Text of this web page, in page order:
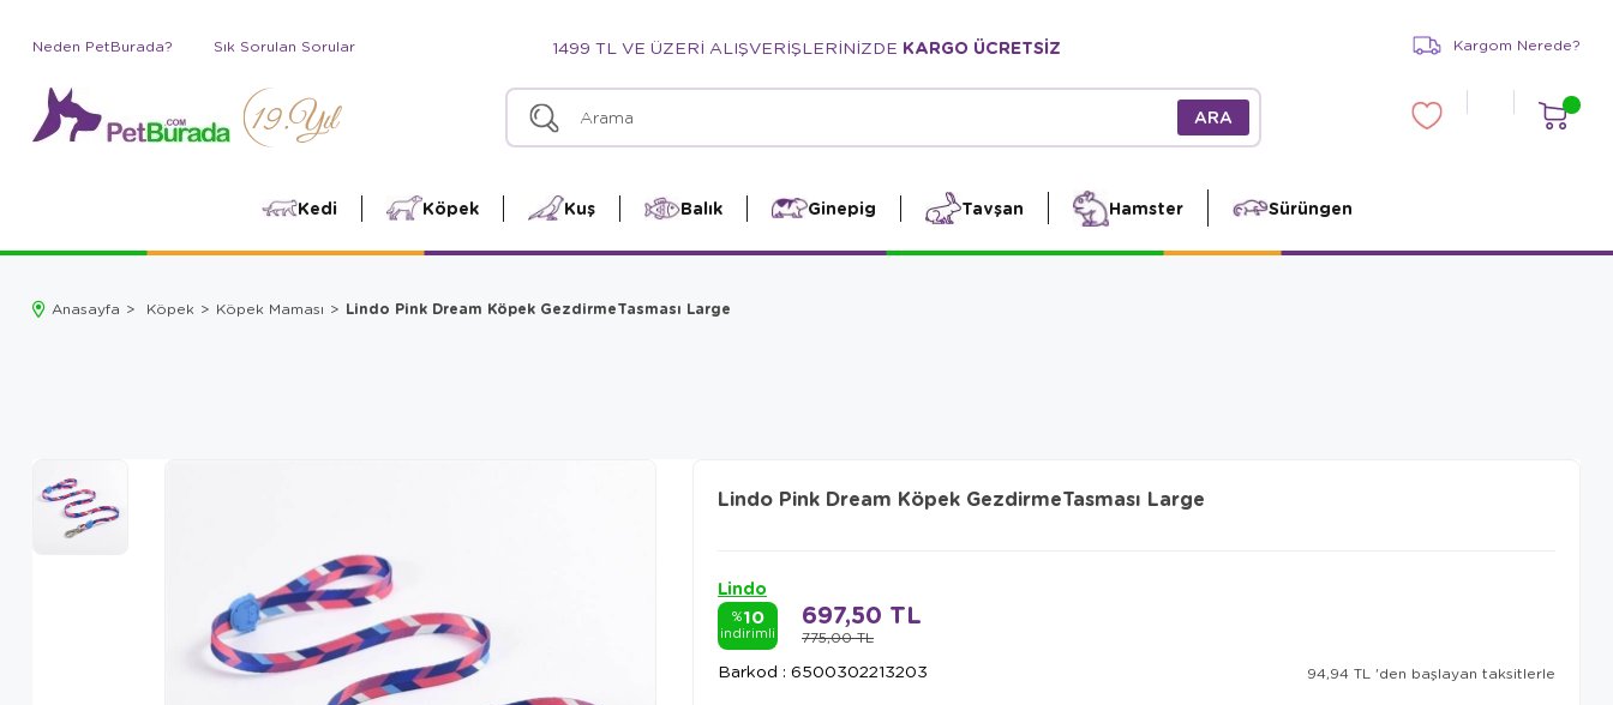
Neden PetBurada? Sık Sorulan Sorular 1499 TL VE ÜZERİ ALIŞVERİŞLERİNİZDE KARGO ÜCRETSİZ Kargom Nerede?
Kedi Köpek Kuş Balık Ginepig Tavşan Hamster Sürüngen
Anasayfa Köpek Köpek Maması Lindo Pink Dream Köpek GezdirmeTasması Large
Lindo Pink Dream Köpek GezdirmeTasması Large
Lindo
%10
indirimli 775,00 TL
697,50 TL
Barkod : 6500302213203 94,94 TL 'den başlayan taksitlerle